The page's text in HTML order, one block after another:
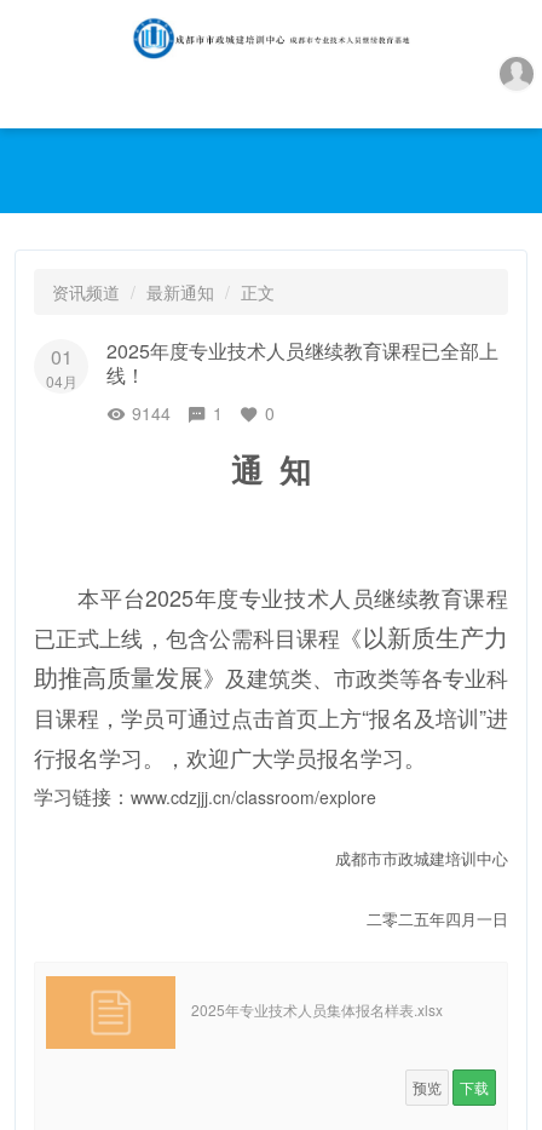
资讯频道 最新通知 正文
01
04月
2025年度专业技术人员继续教育课程已全部上
线！
9144 1 0
通 知
本平台2025年度专业技术人员继续教育课程
已正式上线，包含公需科目课程《以新质生产力
助推高质量发展》及建筑类、市政类等各专业科
目课程，学员可通过点击首页上方“报名及培训”进
行报名学习。，欢迎广大学员报名学习。
学习链接： www.cdzjjj.cn/classroom/explore
成都市市政城建培训中心
二零二五年四月一日
2025年专业技术人员集体报名样表.xlsx
预览 下载